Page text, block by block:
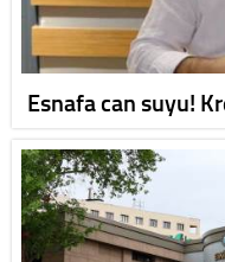
Esnafa can suyu!